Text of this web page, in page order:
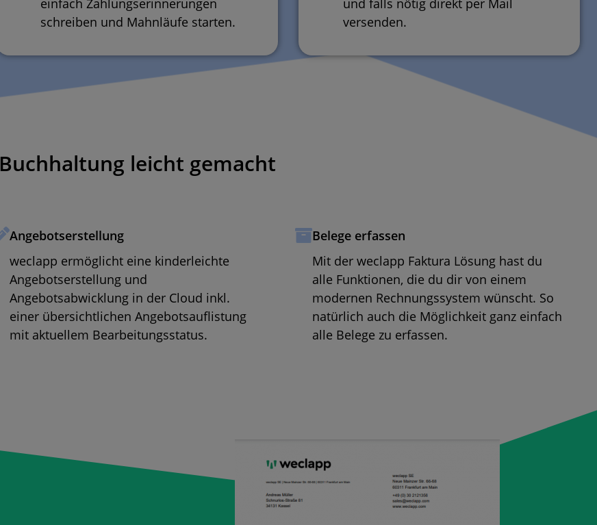
schreiben und Mahnläufe starten.
versenden.
Buchhaltung leicht gemacht
Angebotserstellung
weclapp ermöglicht eine kinderleichte
Angebotserstellung und
Angebotsabwicklung in der Cloud inkl.
einer übersichtlichen Angebotsauflistung
mit aktuellem Bearbeitungsstatus.
Belege erfassen
Mit der weclapp Faktura Lösung hast du
alle Funktionen, die du dir von einem
modernen Rechnungssystem wünscht. So
natürlich auch die Möglichkeit ganz einfach
alle Belege zu erfassen.